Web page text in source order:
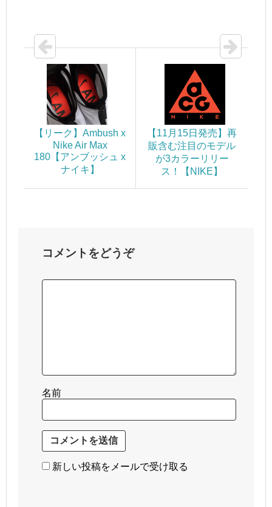
【リーク】Ambush x
Nike Air Max
180【アンブッシュ x
ナイキ】
【11月15日発売】再
販含む注目のモデル
が3カラーリリー
ス！【NIKE】
コメントをどうぞ
名前
新しい投稿をメールで受け取る